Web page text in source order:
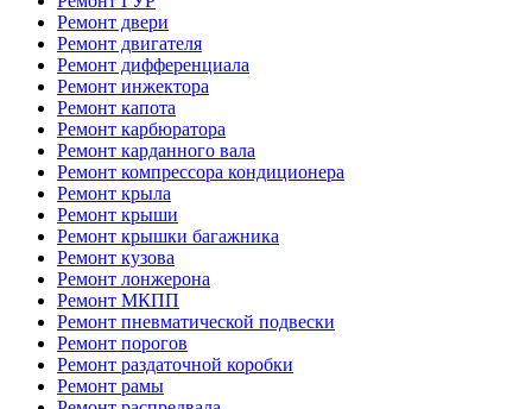
Ремонт двери
Ремонт двигателя
Ремонт дифференциала
Ремонт инжектора
Ремонт капота
Ремонт карбюратора
Ремонт карданного вала
Ремонт компрессора кондиционера
Ремонт крыла
Ремонт крыши
Ремонт крышки багажника
Ремонт кузова
Ремонт лонжерона
Ремонт МКПП
Ремонт пневматической подвески
Ремонт порогов
Ремонт раздаточной коробки
Ремонт рамы